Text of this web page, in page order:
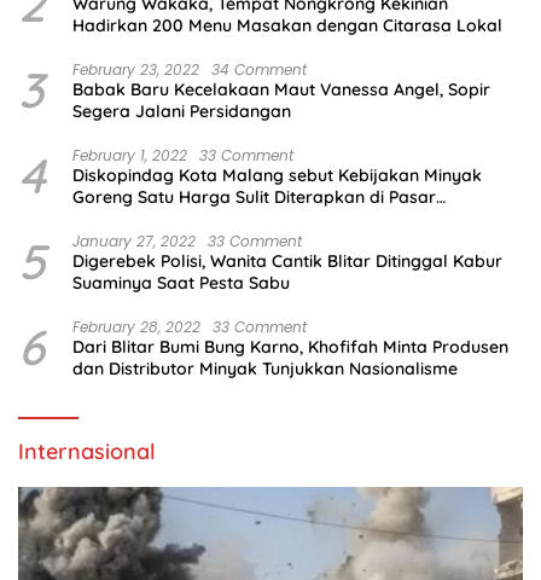
Hadirkan 200 Menu Masakan dengan Citarasa Lokal
3 February 23, 2022 34 Comment
Babak Baru Kecelakaan Maut Vanessa Angel, Sopir
Segera Jalani Persidangan
4 February 1, 2022 33 Comment
Diskopindag Kota Malang sebut Kebijakan Minyak
Goreng Satu Harga Sulit Diterapkan di Pasar
5 January 27, 2022 33 Comment
Digerebek Polisi, Wanita Cantik Blitar Ditinggal Kabur
Suaminya Saat Pesta Sabu
6 February 28, 2022 33 Comment
Dari Blitar Bumi Bung Karno, Khofifah Minta Produsen
dan Distributor Minyak Tunjukkan Nasionalisme
Internasional